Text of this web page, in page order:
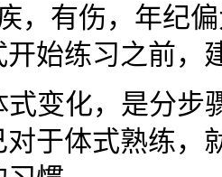
，有伤，年纪
始练习之前，
式变化，是分步
于体式熟练，